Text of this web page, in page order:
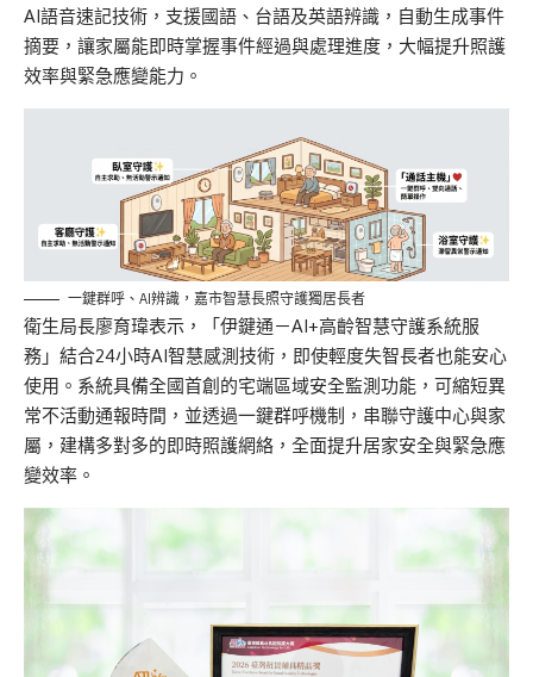
AI語音速記技術，支援國語、台語及英語辨識，自動生成事件
摘要，讓家屬能即時掌握事件經過與處理進度，大幅提升照護
效率與緊急應變能力。
一鍵群呼、AI辨識，嘉市智慧長照守護獨居長者
衛生局長廖育瑋表示，「伊鍵通－AI+高齡智慧守護系統服
務」結合24小時AI智慧感測技術，即使輕度失智長者也能安心
使用。系統具備全國首創的宅端區域安全監測功能，可縮短異
常不活動通報時間，並透過一鍵群呼機制，串聯守護中心與家
屬，建構多對多的即時照護網絡，全面提升居家安全與緊急應
變效率。